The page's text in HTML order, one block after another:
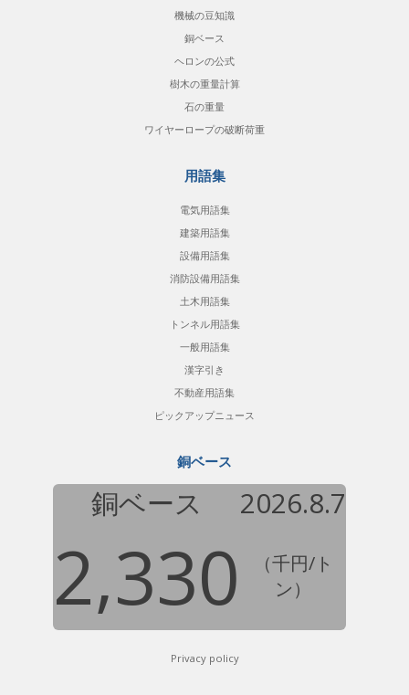
機械の豆知識
銅ベース
ヘロンの公式
樹木の重量計算
石の重量
ワイヤーロープの破断荷重
用語集
電気用語集
建築用語集
設備用語集
消防設備用語集
土木用語集
トンネル用語集
一般用語集
漢字引き
不動産用語集
ピックアップニュース
銅ベース
銅ベース 2026.8.7
2,330
（千円/ト
ン）
Privacy policy